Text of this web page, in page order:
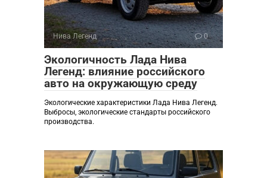
Нива Легенд 0
Экологичность Лада Нива
Легенд: влияние российского
авто на окружающую среду
Экологические характеристики Лада Нива Легенд.
Выбросы, экологические стандарты российского
производства.